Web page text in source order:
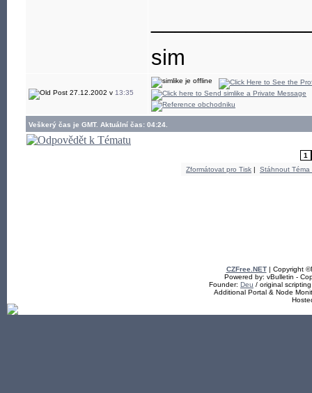
sim
27.12.2002 v 13:35
Veškerý čas je GMT. Aktuální čas: 04:24.
1
Zformátovat pro Tisk | Stáhnout Téma
CZFree.NET| Copyright
Powered by: vBulletin -
Founder: Deu / original
Additional Portal & Node